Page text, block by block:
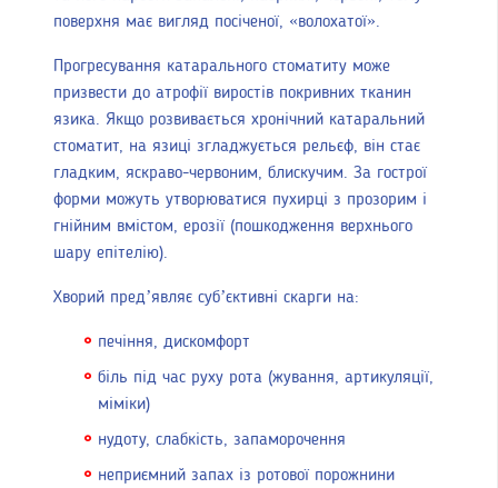
поверхня має вигляд посіченої, «волохатої».
Прогресування катарального стоматиту може
призвести до атрофії виростів покривних тканин
язика. Якщо розвивається хронічний катаральний
стоматит, на язиці згладжується рельєф, він стає
гладким, яскраво-червоним, блискучим. За гострої
форми можуть утворюватися пухирці з прозорим і
гнійним вмістом, ерозії (пошкодження верхнього
шару епітелію).
Хворий пред’являє суб’єктивні скарги на:
печіння, дискомфорт
біль під час руху рота (жування, артикуляції,
міміки)
нудоту, слабкість, запаморочення
неприємний запах із ротової порожнини